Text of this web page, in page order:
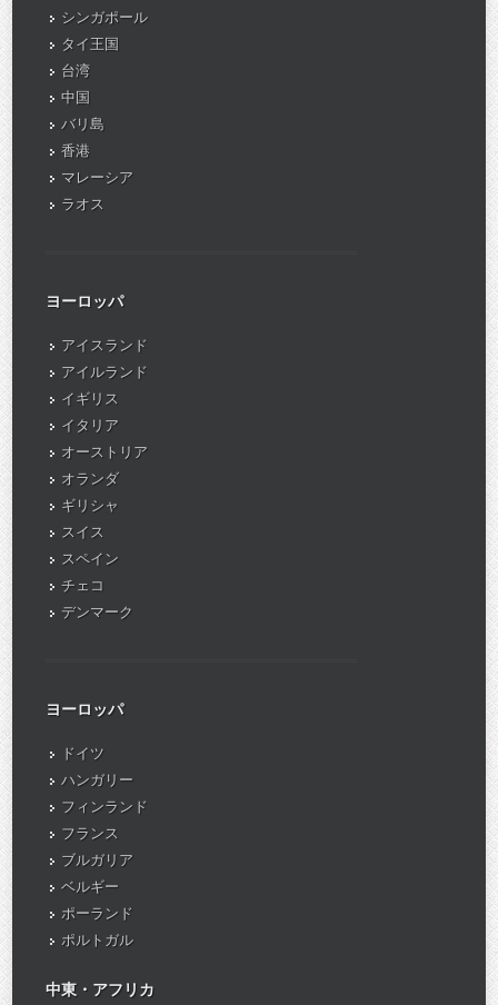
シンガポール
タイ王国
台湾
中国
バリ島
香港
マレーシア
ラオス
ヨーロッパ
アイスランド
アイルランド
イギリス
イタリア
オーストリア
オランダ
ギリシャ
スイス
スペイン
チェコ
デンマーク
ヨーロッパ
ドイツ
ハンガリー
フィンランド
フランス
ブルガリア
ベルギー
ポーランド
ポルトガル
中東・アフリカ